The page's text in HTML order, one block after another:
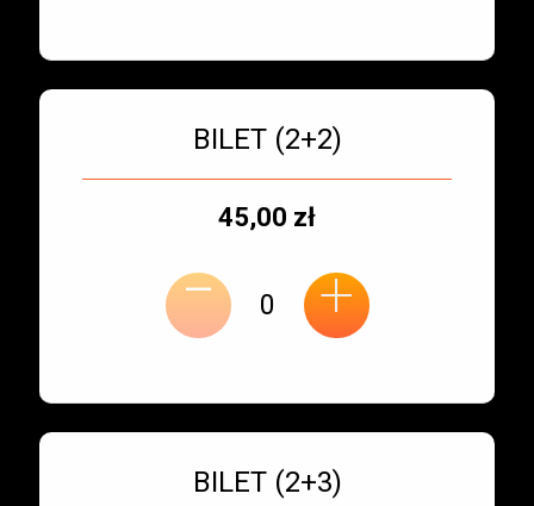
Bilet numer 3
Typ
biletu:
BILET (2+2)
Typ
Cena
45,00 zł
- +
Bilet numer 4
Typ
BILET (2+3)